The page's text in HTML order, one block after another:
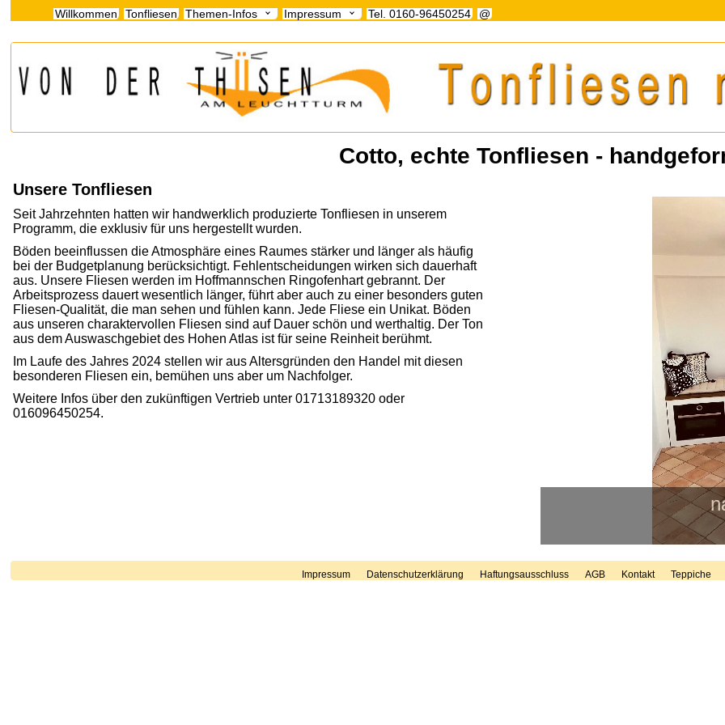
Willkommen Tonfliesen Themen-Infos Impressum Tel. 0160-96450254 @
Cotto, echte Tonfliesen -
Unsere Tonfliesen
Seit Jahrzehnten hatten wir handwerklich produzierte Tonfliesen in unserem
Programm, die exklusiv für uns hergestellt wurden.
Böden beeinflussen die Atmosphäre eines Raumes stärker und länger als häufig
bei der Budgetplanung berücksichtigt. Fehlentscheidungen wirken sich dauerhaft
aus. Unsere Fliesen werden im Hoffmannschen Ringofenhart gebrannt. Der
Arbeitsprozess dauert wesentlich länger, führt aber auch zu einer besonders guten
Fliesen-Qualität, die man sehen und fühlen kann. Jede Fliese ein Unikat. Böden
aus unseren charaktervollen Fliesen sind auf Dauer schön und werthaltig. Der Ton
aus dem Auswaschgebiet des Hohen Atlas ist für seine Reinheit berühmt.
Im Laufe des Jahres 2024 stellen wir aus Altersgründen den Handel mit diesen
besonderen Fliesen ein, bemühen uns aber um Nachfolger.
Weitere Infos über den zukünftigen Vertrieb unter 01713189320 oder
016096450254.
Impressum Datenschutzerklärung Haftungsausschluss AGB Kontakt Teppiche